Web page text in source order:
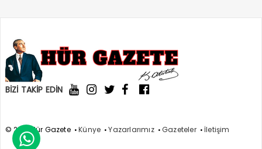
BİZİ TAKİP EDİN
© 2021 Hür Gazete Künye Yazarlarımız Gazeteler İletişim
